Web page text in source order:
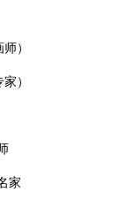
）
）
家